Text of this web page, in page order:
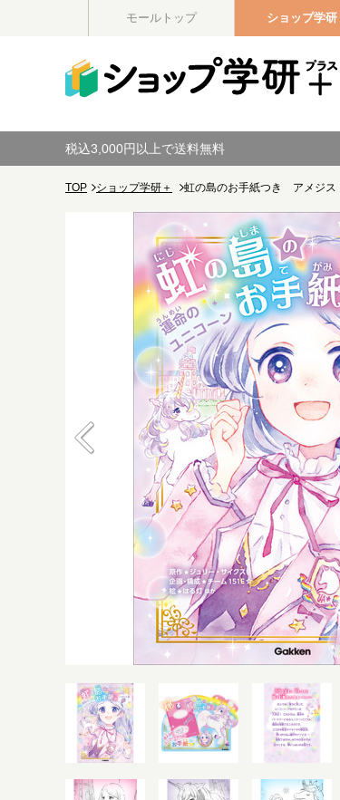
モールトップ ショップ学研
税込3,000円以上で送料無料
TOP ショップ学研＋ 虹の島のお手紙つき アメジ